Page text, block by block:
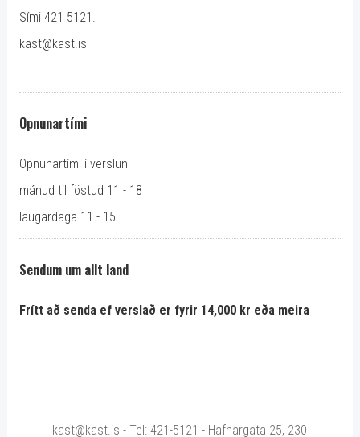
Sími 421 5121.
kast@kast.is
Opnunartími
Opnunartími í verslun
mánud til föstud 11 - 18
laugardaga 11 - 15
Sendum um allt land
Frítt að senda ef verslað er fyrir 14,000 kr eða meira
kast@kast.is - Tel: 421-5121 - Hafnargata 25, 230